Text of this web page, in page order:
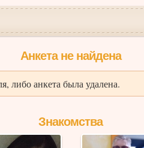
Анкета не найдена
либо анкета была удалена.
Знакомства